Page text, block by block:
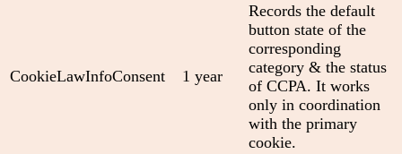
CookieLawInfoConsent 1 year
Records the default
button state of the
corresponding
category & the status
of CCPA. It works
only in coordination
with the primary
cookie.